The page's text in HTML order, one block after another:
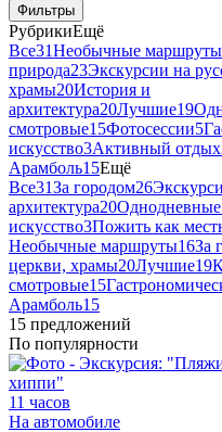
Фильтры
РубрикиЕщё
Все31Необычные маршруты
природа23Экскурсии на
храмы20История и
архитектура20Лучшие19
смотровые15Фотосессии5
искусство3Активный отдых
Арамболь15Ещё
Все31За городом26
архитектура20Однодневные
искусство3Пожить как
Необычные маршруты16За
церкви, храмы20Лучшие19
смотровые15
Арамболь15
15 предложений
По популярности
11 часов
На автомобиле